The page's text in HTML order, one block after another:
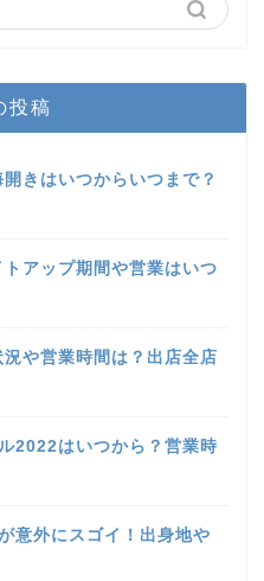
投稿
きはいつからいつまで？
アップ期間や営業はいつ
や営業時間は？出店全店
2022はいつから？営業時
意外にスゴイ！出身地や